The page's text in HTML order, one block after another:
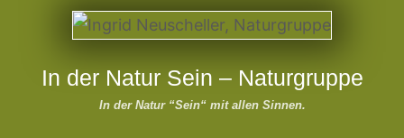
In der Natur Sein – Naturgruppe
In der Natur “Sein“ mit allen Sinnen.